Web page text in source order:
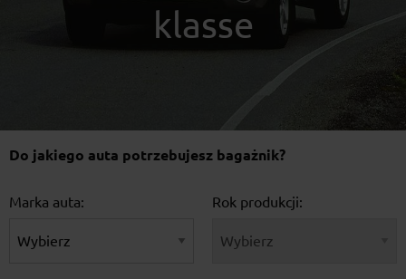
klasse
Do jakiego auta potrzebujesz bagażnik?
Marka auta: Rok produkcji: